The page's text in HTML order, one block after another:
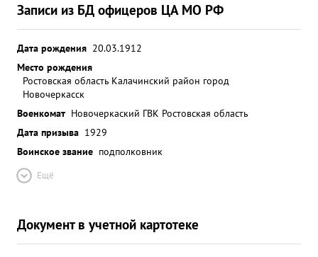
Записи из БД офицеров ЦА МО РФ
Дата рождения 20.03.1912
Место рождения
Ростовская область Калачинский район город
Новочеркасск
Военкомат Новочеркаский ГВК Ростовская область
Дата призыва 1929
Воинское звание подполковник
Ещё
Документ в учетной картотеке